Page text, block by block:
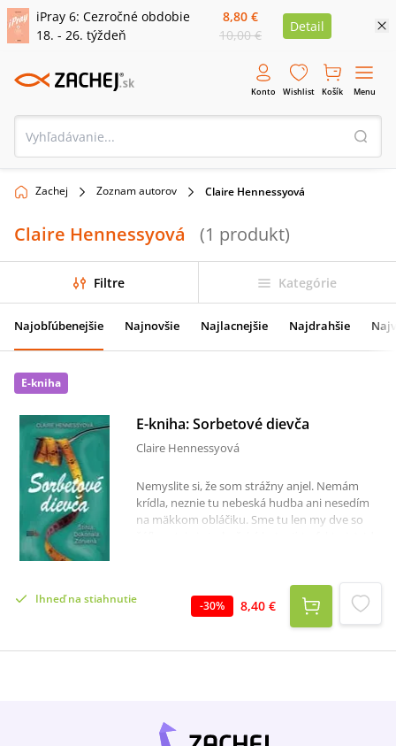
iPray 6: Cezročné obdobie
18. - 26. týždeň
8,80 €
10,00 €
Detail
Konto Wishlist Košík Menu
Zachej Zoznam autorov Claire Hennessyová
Claire Hennessyová (1 produkt)
Filtre Kategórie
Najobľúbenejšie Najnovšie Najlacnejšie Najdrahšie
E-kniha
E-kniha: Sorbetové dievča
Claire Hennessyová
Nemyslite si, že som strážny anjel. Nemám
krídla, neznie tu nebeská hudba ani nesedím
na mäkkom obláčiku. Sme tu len my dve so
hovorí, že to nerobím pre ňu. Mám Julii
pomáhať, aby som pomohla sebe. Nie, nemám
také dobré srdce. Moje srdce... no, už sú to tri
Ihneď na stiahnutie -30% 8,40 €